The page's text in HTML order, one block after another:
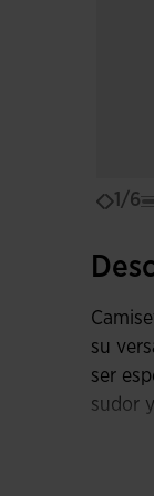
1/6
su
ser
sudor
Esta